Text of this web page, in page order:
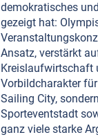
demokratisches
gezeigt hat:
Ansatz, verstärkt
Kreislaufwirtschaft
Vorbildcharakter
Sailing City,
Sporteventstadt
ganz viele starke